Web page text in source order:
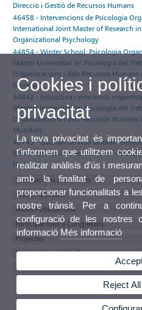
Direcció i Gestió de Recursos Humans
46458 - Intervencions de Psicologia
International Joint Master of Research
Organizational Psychology
44854 - Winter School: Psicologia
Màster Universitari en Psicologia del
Organitzacions i dels Recursos Humans
Mundus)
44842 - Estructura i processos
Màster Universitari en Psicologia del
Organitzacions i dels Recursos Humans
Mundus)
42743 - Qualitat de vida laboral i
Màster Universitari en Direcció i Gestió
Humans
Publicacions en revistes
Altres Activitats
Altres Publicacions
Participacions a Congressos
Projectes
Tesis, tesines i treballs
Textos del currículum
Cookies i
privacitat
La teva privacitat és
t'informem que utilitzem
realitzar anàlisis d'ús i
amb la finalitat de
proporcionar funcionalitats a
nostre trànsit. Per a
configuració de les nostres
informació Més informació
Reject